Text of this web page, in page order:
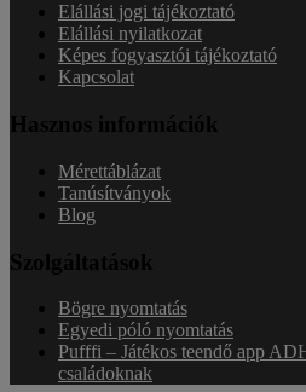
Elállási jogi tájékoztató
Elállási nyilatkozat
Képes fogyasztói tájékoztató
Kapcsolat
Hasznos információk
Mérettáblázat
Tanúsítványok
Blog
Szolgáltatások
Bögre nyomtatás
Egyedi póló nyomtatás
Pufffi – Játékos teendő app
családoknak